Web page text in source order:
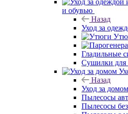
и обувью
Назад
Уход за
Гладильные
Сушилки для
Назад
Уход за домом
Пылесосы
Пылесосы